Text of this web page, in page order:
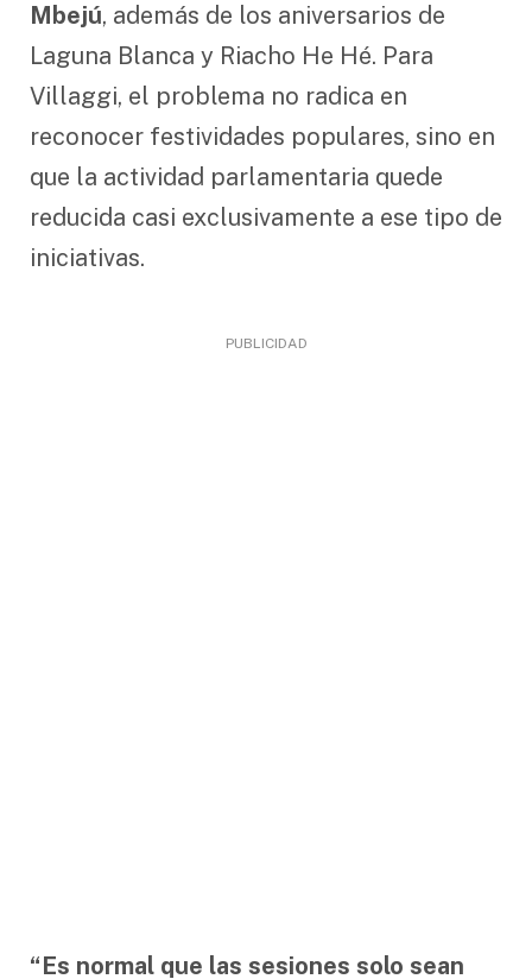
Mbejú, además de los aniversarios de
Laguna Blanca y Riacho He Hé. Para
Villaggi, el problema no radica en
reconocer festividades populares, sino en
que la actividad parlamentaria quede
reducida casi exclusivamente a ese tipo de
iniciativas.
PUBLICIDAD
“Es normal que las sesiones solo sean